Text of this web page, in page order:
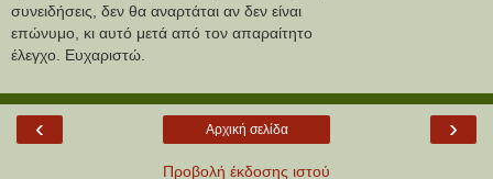
συνειδήσεις, δεν θα αναρτάται αν δεν είναι
επώνυμο, κι αυτό μετά από τον απαραίτητο
έλεγχο. Ευχαριστώ.
‹ ›
Αρχική σελίδα
Προβολή έκδοσης ιστού